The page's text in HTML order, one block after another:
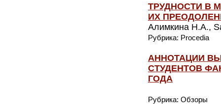
ТРУДНОСТИ В
ИХ
Алимкина Н.А.,
Рубрика: Procedia
АННОТАЦИИ
СТУДЕНТОВ
ГОДА
Рубрика: Обзоры